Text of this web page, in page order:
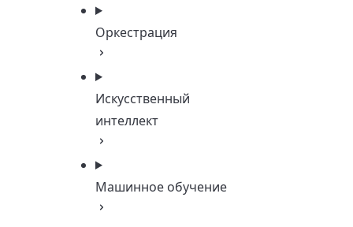
Оркестрация
Искусственный
интеллект
Машинное обучение